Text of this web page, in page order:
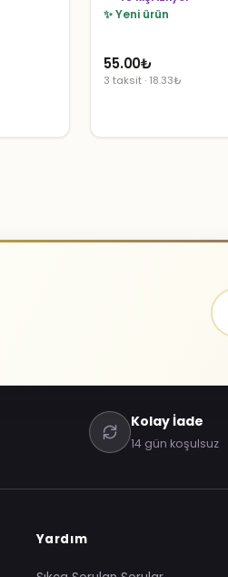
✨ Yeni ürün
55.00₺
3 taksit · 18.33₺
Kolay İade
14 gün koşulsuz
Yardım